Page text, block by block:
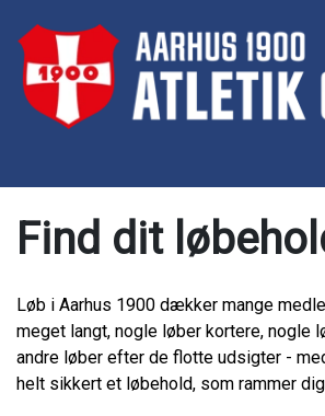
Find dit
Løb i Aarhus 1900 dækker mange
meget langt, nogle løber kortere, nogle
andre løber efter de flotte udsigter -
helt sikkert et løbehold, som rammer